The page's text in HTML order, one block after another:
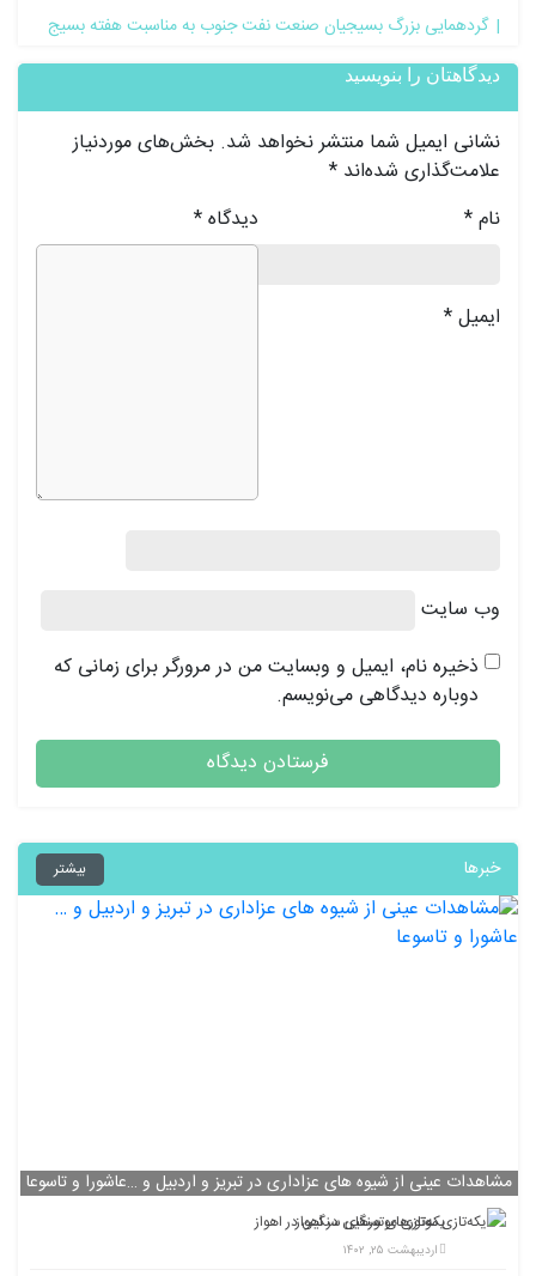
گردهمایی بزرگ بسیجیان صنعت نفت جنوب به مناسبت هفته بسیج
دیدگاهتان را بنویسید
نشانی ایمیل شما منتشر نخواهد شد. بخش‌های موردنیاز
علامت‌گذاری شده‌اند*
دیدگاه* *
ایمیل*
وب‌ سایت
ذخیره نام، ایمیل و وبسایت من در مرورگر برای زمانی که
دوباره دیدگاهی می‌نویسم.
خبرها
عینی از شیوه های عزاداری در تبریز و اردبیل و …عاشورا و تاسوعا
یکه‌تازی موتورهای سنگین در اهواز
اردیبهشت ۲۵, ۱۴۰۲